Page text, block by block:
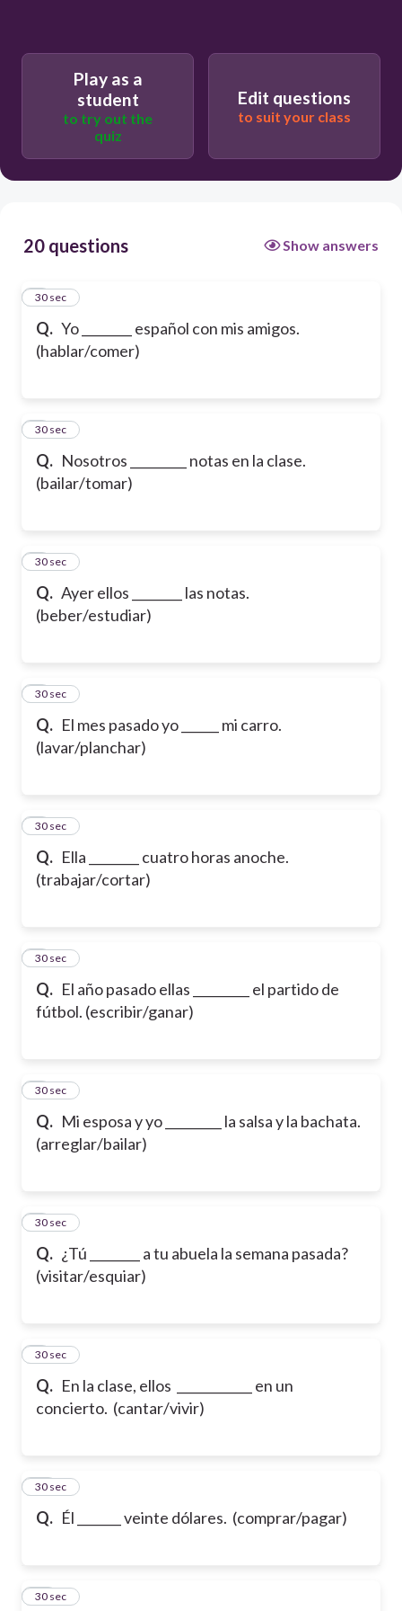
Play as a
student
to try out the
quiz
Edit questions
to suit your class
20 questions Show answers
Q. Yo ________ español con mis amigos.
(hablar/comer)
1
30 sec
Q. Nosotros _________ notas en la clase.
(bailar/tomar)
2
30 sec
Q. Ayer ellos ________ las notas.
(beber/estudiar)
3
30 sec
Q. El mes pasado yo ______ mi carro.
(lavar/planchar)
4
30 sec
Q. Ella ________ cuatro horas anoche.
(trabajar/cortar)
5
30 sec
Q. El año pasado ellas _________ el partido de
fútbol. (escribir/ganar)
6
30 sec
Q. Mi esposa y yo _________ la salsa y la bachata.
(arreglar/bailar)
7
30 sec
Q. ¿Tú ________ a tu abuela la semana pasada?
(visitar/esquiar)
8
30 sec
Q. En la clase, ellos ____________ en un
concierto. (cantar/vivir)
9
30 sec
Q. Él _______ veinte dólares. (comprar/pagar)
10
30 sec
11
30 sec